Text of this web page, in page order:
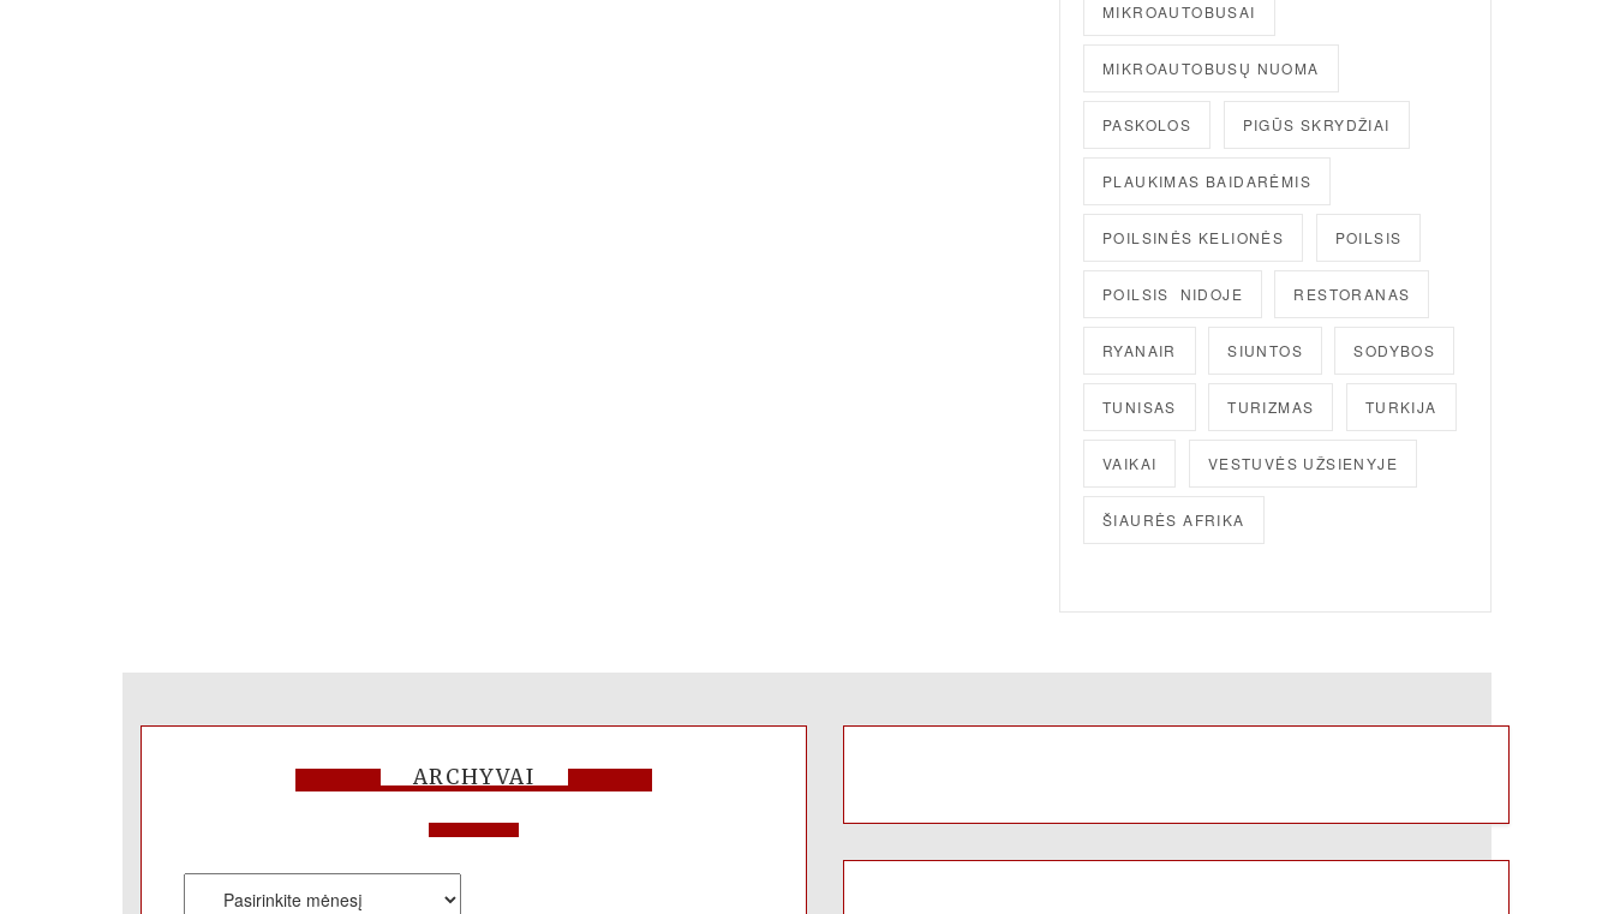
MIKROAUTOBUSAI
MIKROAUTOBUSŲ NUOMA
PASKOLOS PIGŪS SKRYDŽIAI
PLAUKIMAS BAIDARĖMIS
POILSINĖS KELIONĖS POILSIS
POILSIS NIDOJE RESTORANAS
RYANAIR SIUNTOS SODYBOS
TUNISAS TURIZMAS TURKIJA
VAIKAI VESTUVĖS UŽSIENYJE
ŠIAURĖS AFRIKA
ARCHYVAI